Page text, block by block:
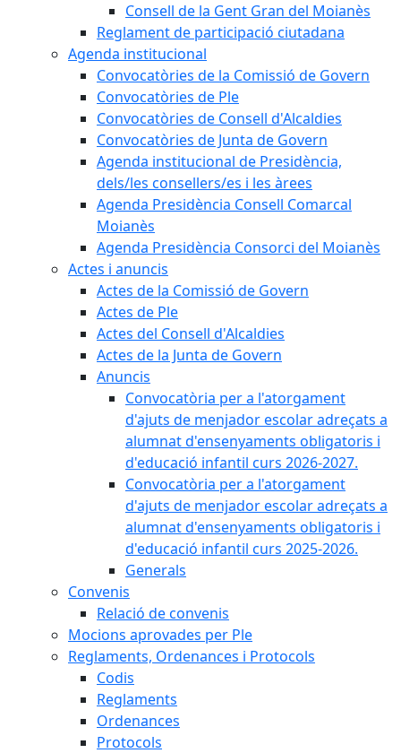
Consell de la Gent Gran del Moianès
Reglament de participació ciutadana
Agenda institucional
Convocatòries de la Comissió de Govern
Convocatòries de Ple
Convocatòries de Consell d'Alcaldies
Convocatòries de Junta de Govern
Agenda institucional de Presidència,
dels/les consellers/es i les àrees
Agenda Presidència Consell Comarcal
Moianès
Agenda Presidència Consorci del Moianès
Actes i anuncis
Actes de la Comissió de Govern
Actes de Ple
Actes del Consell d'Alcaldies
Actes de la Junta de Govern
Anuncis
Convocatòria per a l'atorgament
d'ajuts de menjador escolar adreçats a
alumnat d'ensenyaments obligatoris i
d'educació infantil curs 2026-2027.
Convocatòria per a l'atorgament
d'ajuts de menjador escolar adreçats a
alumnat d'ensenyaments obligatoris i
d'educació infantil curs 2025-2026.
Generals
Convenis
Relació de convenis
Mocions aprovades per Ple
Reglaments, Ordenances i Protocols
Codis
Reglaments
Ordenances
Protocols